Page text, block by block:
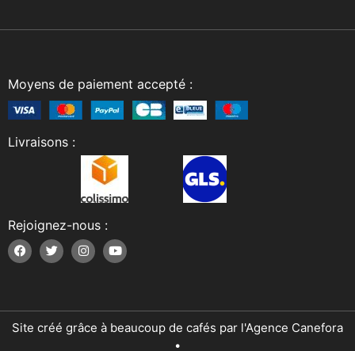
Moyens de paiement accepté :
Livraisons :
Rejoignez-nous :
Site créé grâce à beaucoup de cafés par l'Agence Canefora
•